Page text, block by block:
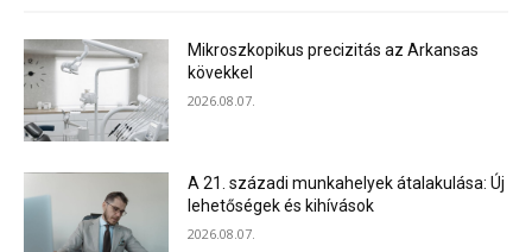
Mikroszkopikus precizitás az Arkansas
kövekkel
2026.08.07.
A 21. századi munkahelyek átalakulása: Új
lehetőségek és kihívások
2026.08.07.